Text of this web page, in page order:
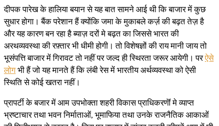
दीपक पारेख के हालिया बयान से यह बात सामने आई थी कि बाजार में कुछ
सुधार होगा। बैंक परेशान हैं क्योंकि जमा के मुकाबले कर्ज़ की बढ़त तेज़ है
और यह कारण बन रहा है ब्याज़ दरों मे बढ़त का जिससे भारत की
अरथव्यवस्था की रफ़्तार भी धीमी होगी। तो विशेषज्ञों की राय मानी जाय तो
भूसंपत्ति बाजार में गिरावट तो नहीं पर जल्द ही स्थिरता जरूर आयेगी। परऐसे
लोग भी हैं जो यह मानते हैं कि लंबी रेस में भारतीय अर्थव्यवस्था को ऐसी
स्थिति से कोई खतरा नहीं।
प्रापर्टी के बजार में आम उपभोक्ता शहरी विकास प्राधिकरणॊं मे व्याप्त
भ्रष्टाचार तथा भवन निर्माताओं, भूमाफिया तथा उनके राजनैतिक आकाओं